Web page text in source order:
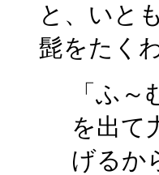
と、いと
髭をたく
「ふ
を出て
げるか